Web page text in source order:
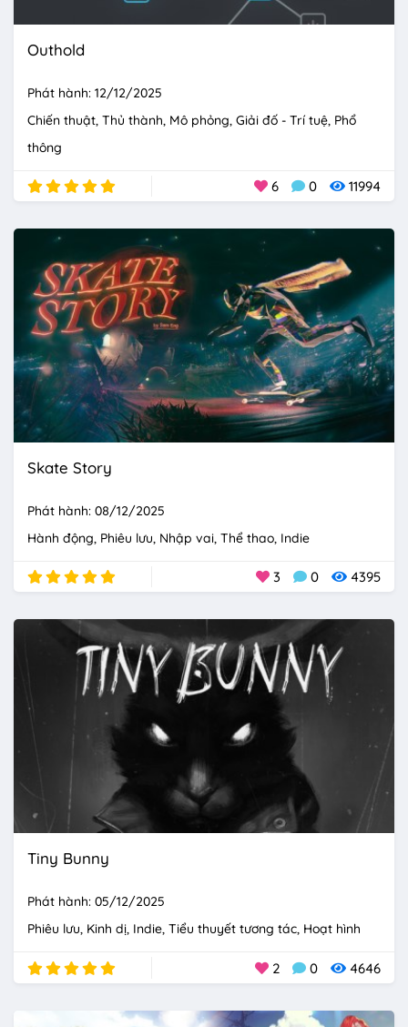
Outhold
Phát hành: 12/12/2025
Chiến thuật Thủ thành Mô phỏng Giải đố - Trí tuệ Phổ
thông
6 0 11994
Skate Story
Phát hành: 08/12/2025
Hành động Phiêu lưu Nhập vai Thể thao Indie
3 0 4395
Tiny Bunny
Phát hành: 05/12/2025
Phiêu lưu Kinh dị Indie Tiểu thuyết tương tác Hoạt hình
2 0 4646